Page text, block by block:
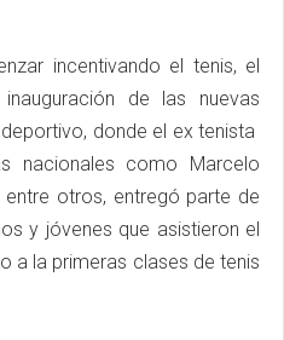
incentivando el tenis, el
de las nuevas
donde el ex tenista
nacionales como Marcelo
entre otros, entregó parte de
y jóvenes que asistieron el
a la primeras clases de tenis